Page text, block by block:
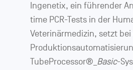
Ingenetix, ein führender
time PCR-Tests in der
Veterinärmedizin, setzt bei
TubeProcessor®_ Basic-